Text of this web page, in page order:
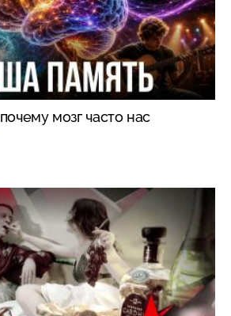
мозг часто нас